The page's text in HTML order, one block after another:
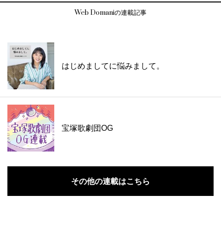
Web Domaniの連載記事
はじめましてに悩みまして。
宝塚歌劇団OG
その他の連載はこちら